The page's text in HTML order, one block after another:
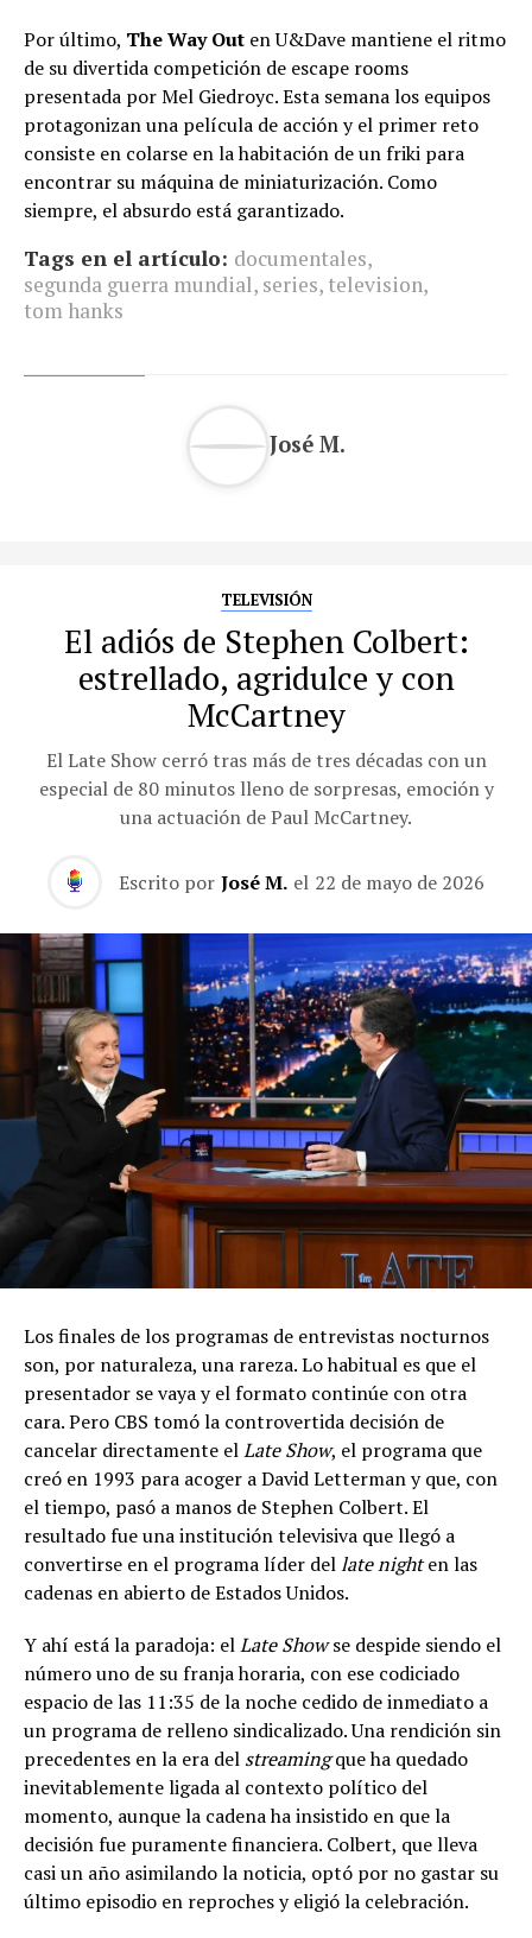
Por último, The Way Out en U&Dave mantiene el ritmo
de su divertida competición de escape rooms
presentada por Mel Giedroyc. Esta semana los equipos
protagonizan una película de acción y el primer reto
consiste en colarse en la habitación de un friki para
encontrar su máquina de miniaturización. Como
siempre, el absurdo está garantizado.
Tags en el artículo: documentales,
segunda guerra mundial, series, television,
tom hanks
José M.
TELEVISIÓN
El adiós de Stephen Colbert:
estrellado, agridulce y con
McCartney
El Late Show cerró tras más de tres décadas con un
especial de 80 minutos lleno de sorpresas, emoción y
una actuación de Paul McCartney.
Escrito por José M. el 22 de mayo de 2026
Los finales de los programas de entrevistas nocturnos
son, por naturaleza, una rareza. Lo habitual es que el
presentador se vaya y el formato continúe con otra
cara. Pero CBS tomó la controvertida decisión de
cancelar directamente elLate Show, el programa que
creó en 1993 para acoger a David Letterman y que, con
el tiempo, pasó a manos de Stephen Colbert. El
resultado fue una institución televisiva que llegó a
convertirse en el programa líder dellate nighten las
cadenas en abierto de Estados Unidos.
Y ahí está la paradoja: elLate Showse despide siendo el
número uno de su franja horaria, con ese codiciado
espacio de las 11:35 de la noche cedido de inmediato a
un programa de relleno sindicalizado. Una rendición sin
precedentes en la era del streamingque ha quedado
inevitablemente ligada al contexto político del
momento, aunque la cadena ha insistido en que la
decisión fue puramente financiera. Colbert, que lleva
casi un año asimilando la noticia, optó por no gastar su
último episodio en reproches y eligió la celebración.